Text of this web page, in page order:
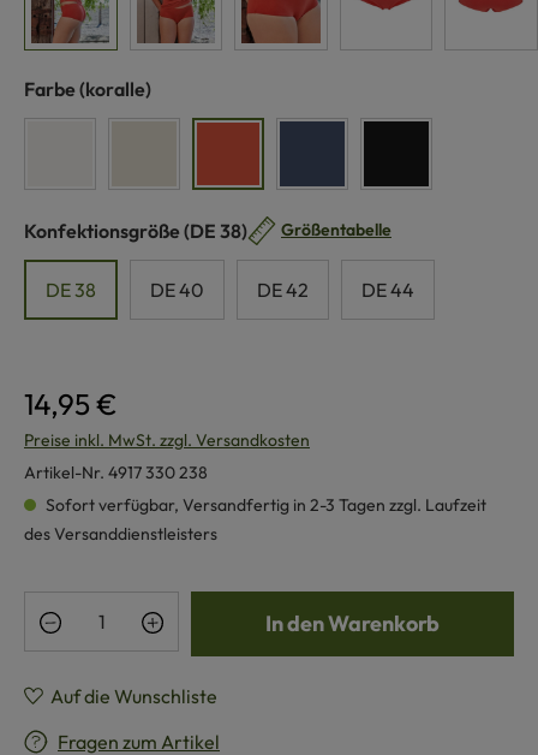
Farbe auswählen
(koralle)
Konfektionsgröße auswählen
(DE 38) Größentabelle
DE 38 DE 40 DE 42 DE 44
14,95 €
Preise inkl. MwSt. zzgl. Versandkosten
Artikel-Nr. 4917 330 238
Sofort verfügbar, Versandfertig in 2-3 Tagen zzgl. Laufzeit
des Versanddienstleisters
Produkt Anzahl: Gib den gewünschten
In den Warenkorb
Auf die Wunschliste
Fragen zum Artikel